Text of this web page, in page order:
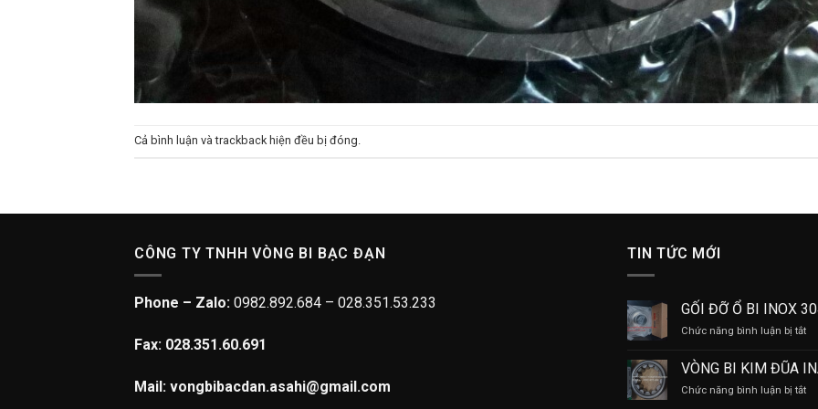
Cả bình luận và trackback hiện đều bị đóng.
CÔNG TY TNHH VÒNG BI BẠC ĐẠN
Phone – Zalo: 0982.892.684 – 028.351.53.233
Fax: 028.351.60.691
Mail: vongbibacdan.asahi@gmail.com
TIN TỨC MỚI
GỐI ĐỠ Ổ BI INOX
Chức năng bình luận bị tắtở
ĐỠ
Ổ
BI
VÒNG BI KIM ĐŨA
Chức năng bình luận bị tắtở